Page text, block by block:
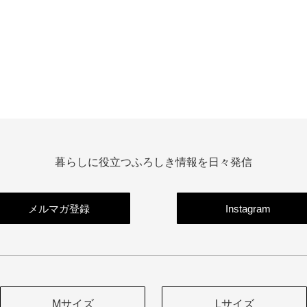
暮らしに役立つふろしき情報を日々発信
メルマガ登録 Instagram
Mサイズ Lサイズ